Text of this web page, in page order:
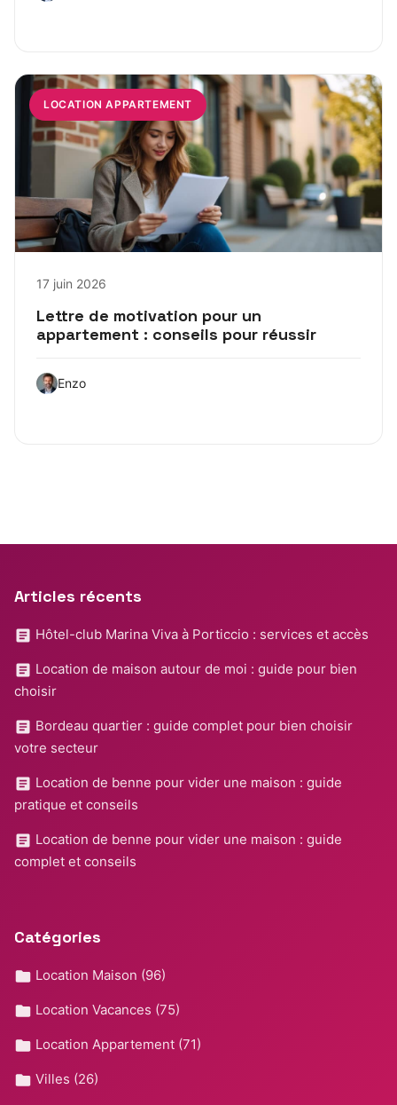
LOCATION APPARTEMENT
17 juin 2026
Lettre de motivation pour un
appartement : conseils pour réussir
Enzo
Articles récents
Hôtel-club Marina Viva à Porticcio : services et accès
Location de maison autour de moi : guide pour bien
choisir
Bordeau quartier : guide complet pour bien choisir
votre secteur
Location de benne pour vider une maison : guide
pratique et conseils
Location de benne pour vider une maison : guide
complet et conseils
Catégories
Location Maison (96)
Location Vacances (75)
Location Appartement (71)
Villes (26)